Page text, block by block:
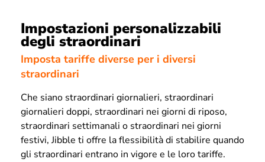
Impostazioni personalizzabili
degli straordinari
Imposta tariffe diverse per i diversi
straordinari
Che siano straordinari giornalieri, straordinari
giornalieri doppi, straordinari nei giorni di riposo,
straordinari settimanali o straordinari nei giorni
festivi, Jibble ti offre la flessibilità di stabilire quando
gli straordinari entrano in vigore e le loro tariffe.